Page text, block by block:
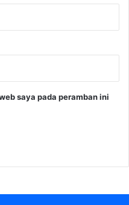
saya pada peramban ini